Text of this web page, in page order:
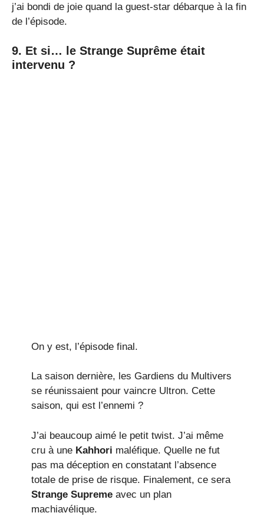
j’ai bondi de joie quand la guest-star débarque à la fin
de l’épisode.
9. Et si… le Strange Suprême était
intervenu ?
On y est, l’épisode final.
La saison dernière, les Gardiens du Multivers
se réunissaient pour vaincre Ultron. Cette
saison, qui est l’ennemi ?
J’ai beaucoup aimé le petit twist. J’ai même
cru à une Kahhori maléfique. Quelle ne fut
pas ma déception en constatant l’absence
totale de prise de risque. Finalement, ce sera
Strange Supremeavec un plan
machiavélique.